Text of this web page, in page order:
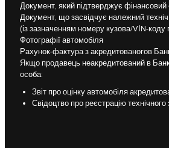
Документ, який підтверджує фінансовий
Документ, що засвідчує належний
(із зазначенням номеру кузова/VІN-
Фотографії автомобіля
Рахунок-фактура з акредитованогов
Якщо продавець неакредитований в
особа:
Звіт про оцінку автомобіля
Свідоцтво про реєстрацію